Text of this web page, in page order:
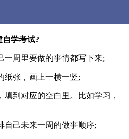
学考试?
周里要做的事情都写下来;
张，画上一横一竖;
对应的空白里。比如学习，
己未来一周的做事顺序;